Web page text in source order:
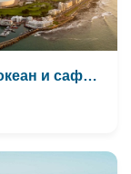
Великолепие Кейптауна — Горы, океан и сафари